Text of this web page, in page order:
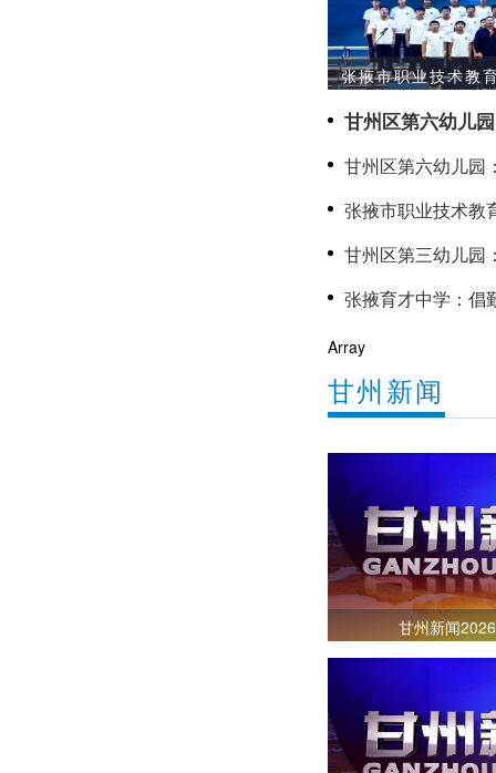
张掖市职业技术教
甘州区第六幼儿园：
聚力成长
甘州区第六幼儿园
心
张掖市职业技术教
甘州区第三幼儿园：党建
长
Array
甘州新闻
甘州新闻2026年8月4日